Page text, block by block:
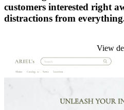
customers interested right
distractions from
View